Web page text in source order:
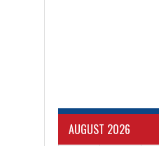
AUGUST 2026